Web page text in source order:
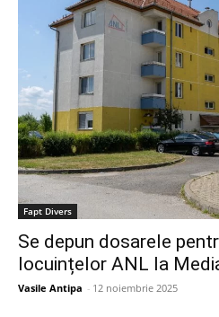
Fapt Divers
Se depun dosarele
locuințelor ANL la
Vasile Antipa - 12 noiembrie 2025